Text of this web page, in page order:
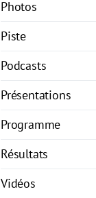
Photos
Piste
Podcasts
Présentations
Programme
Résultats
Vidéos